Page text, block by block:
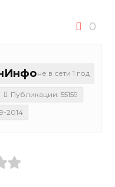
0
не в сети 1 год
Публикации: 55159
2014